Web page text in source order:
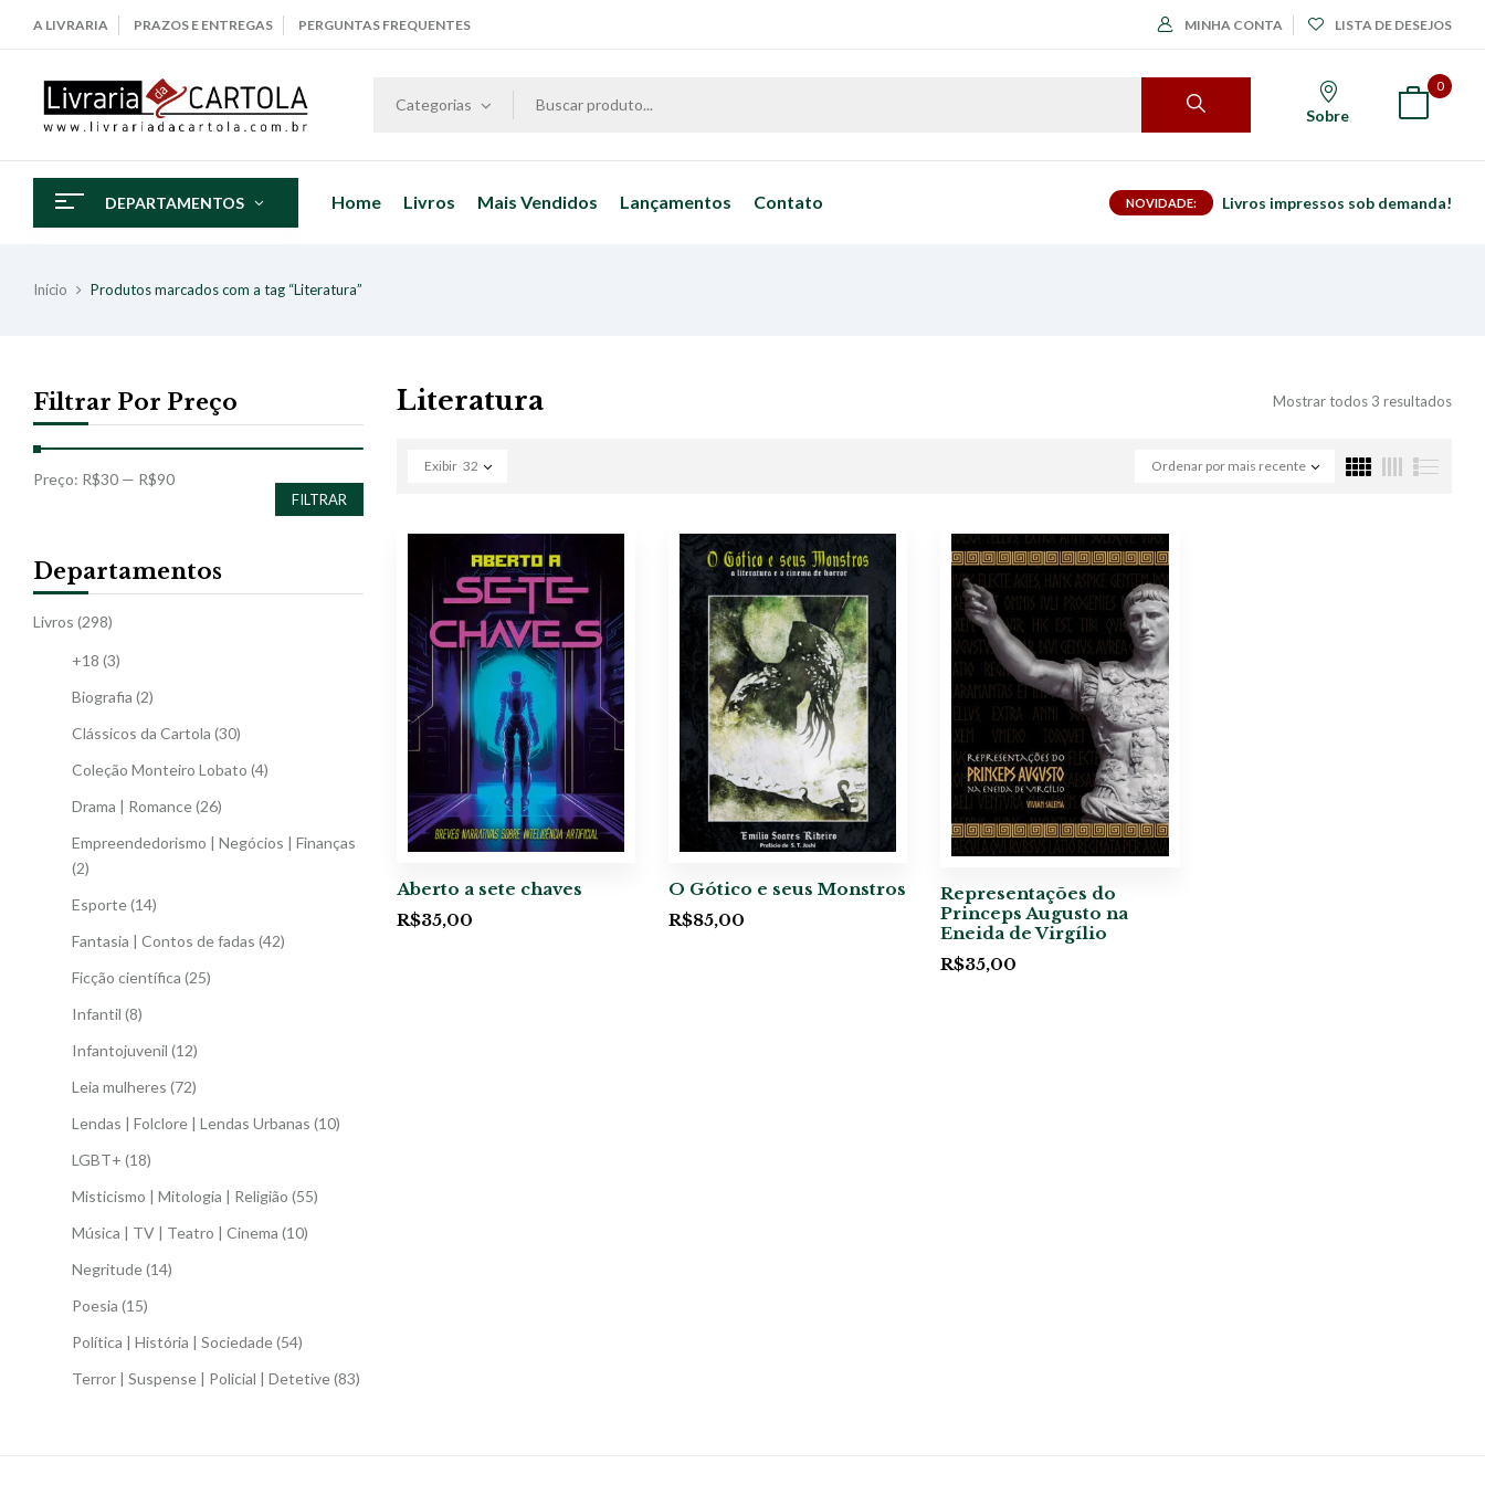
A LIVRARIA PRAZOS E ENTREGAS PERGUNTAS FREQUENTES MINHA CONTA LISTA DE DESEJOS
Categorias
Sobre
0
DEPARTAMENTOS Home Livros Mais Vendidos Lançamentos Contato NOVIDADE: Livros impressos sob demanda!
Início Produtos marcados com a tag “Literatura”
Filtrar Por Preço
FILTRAR
Preço: R$30 — R$90
Departamentos
Livros (298)
+18 (3)
Biografia (2)
Clássicos da Cartola (30)
Coleção Monteiro Lobato (4)
Drama | Romance(26)
Empreendedorismo | Negócios | Finanças
(2)
Esporte(14)
Fantasia | Contos de fadas (42)
Ficção científica (25)
Infantil (8)
Infantojuvenil (12)
Leia mulheres (72)
Lendas | Folclore | Lendas Urbanas (10)
LGBT+ (18)
Misticismo | Mitologia | Religião (55)
Música | TV | Teatro | Cinema (10)
Negritude(14)
Poesia (15)
Política | História | Sociedade(54)
Terror | Suspense | Policial | Detetive(83)
Literatura Mostrar todos 3 resultados
Ordenar por mais recente
Exibir 32
Aberto a sete chaves
R$35,00
O Gótico e seus Monstros
R$85,00
Representações do
Princeps Augusto na
Eneida de Virgílio
R$35,00